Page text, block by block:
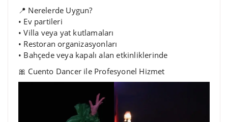
📍 Nerelerde Uygun?
• Ev partileri
• Villa veya yat kutlamaları
• Restoran organizasyonları
• Bahçede veya kapalı alan etkinliklerinde
🎀 Cuento Dancer ile Profesyonel Hizmet